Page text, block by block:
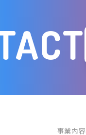
事業内容